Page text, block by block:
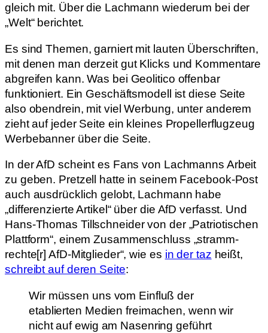
gleich mit. Über die Lachmann wiederum bei der
„Welt“ berichtet.
Es sind Themen, garniert mit lauten Überschriften,
mit denen man derzeit gut Klicks und Kommentare
abgreifen kann. Was bei Geolitico offenbar
funktioniert. Ein Geschäftsmodell ist diese Seite
also obendrein, mit viel Werbung, unter anderem
zieht auf jeder Seite ein kleines Propellerflugzeug
Werbebanner über die Seite.
In der AfD scheint es Fans von Lachmanns Arbeit
zu geben. Pretzell hatte in seinem Facebook-Post
auch ausdrücklich gelobt, Lachmann habe
„differenzierte Artikel“ über die AfD verfasst. Und
Hans-Thomas Tillschneider von der „Patriotischen
Plattform“, einem Zusammenschluss „stramm-
rechte[r] AfD-Mitglieder“, wie es in der taz heißt,
schreibt auf deren Seite:
Wir müssen uns vom Einfluß der
etablierten Medien freimachen, wenn wir
nicht auf ewig am Nasenring geführt